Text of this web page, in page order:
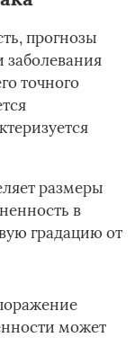
прогнозы
заболевания
точного
размеры
в
градацию от
может